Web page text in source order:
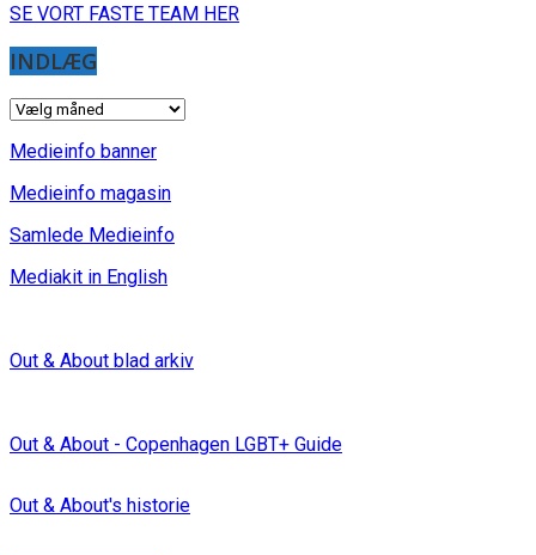
SE VORT FASTE TEAM HER
INDLÆG
INDLÆG
Medieinfo banner
Medieinfo magasin
Samlede Medieinfo
Mediakit in English
Out & About blad arkiv
Out & About - Copenhagen LGBT+ Guide
Out & About's historie